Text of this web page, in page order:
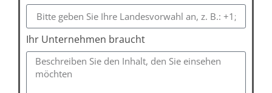
Ihr Unternehmen braucht